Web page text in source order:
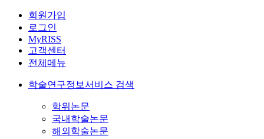
회원가입
로그인
MyRISS
고객센터
전체메뉴
학술연구정보서비스 검색
학위논문
국내학술논문
해외학술논문